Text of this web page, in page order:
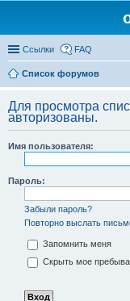
Ссылки FAQ
Список форумов
Для просмотра
авторизованы.
Имя пользователя:
Пароль:
Забыли пароль?
Повторно выслать
Запомнить меня
Скрыть мое